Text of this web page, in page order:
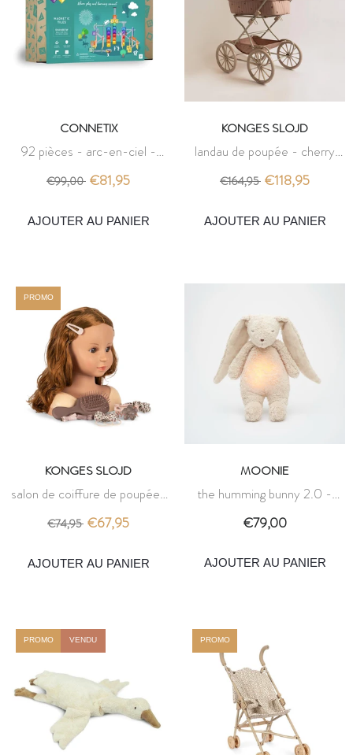
CONNETIX
92 pièces - arc-en-ciel -
pack ball run - connetix
€99,00 €81,95
AJOUTER AU PANIER
KONGES SLOJD
landau de poupée - cherry
blush - konges slojd
€164,95 €118,95
AJOUTER AU PANIER
PROMO
KONGES SLOJD
salon de coiffure de poupées
- konges slojd
€74,95 €67,95
AJOUTER AU PANIER
MOONIE
the humming bunny 2.0 -
sand - moonie
€79,00
AJOUTER AU PANIER
PROMO VENDU PROMO